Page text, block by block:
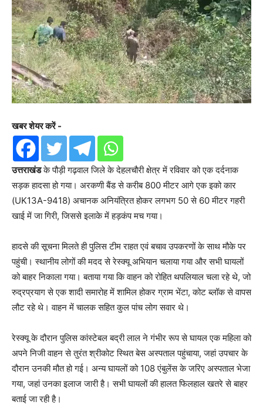
खबर शेयर करें -
उत्तराखंडके पौड़ी गढ़वाल जिले के देहलचौरी क्षेत्र में रविवार को एक दर्दनाक
सड़क हादसा हो गया। अरकणी बैंड से करीब 800 मीटर आगे एक इको कार
(UK13A-9418) अचानक अनियंत्रित होकर लगभग 50 से 60 मीटर गहरी
खाई में जा गिरी, जिससे इलाके में हड़कंप मच गया।
हादसे की सूचना मिलते ही पुलिस टीम राहत एवं बचाव उपकरणों के साथ मौके पर
पहुंची। स्थानीय लोगों की मदद से रेस्क्यू अभियान चलाया गया और सभी घायलों
को बाहर निकाला गया। बताया गया कि वाहन को रोहित थपलियाल चला रहे थे, जो
रुद्रप्रयाग से एक शादी समारोह में शामिल होकर ग्राम भेंटा, कोट ब्लॉक से वापस
लौट रहे थे। वाहन में चालक सहित कुल पांच लोग सवार थे।
रेस्क्यू के दौरान पुलिस कांस्टेबल बद्री लाल ने गंभीर रूप से घायल एक महिला को
अपने निजी वाहन से तुरंत श्रीकोट स्थित बेस अस्पताल पहुंचाया, जहां उपचार के
दौरान उनकी मौत हो गई। अन्य घायलों को 108 एंबुलेंस के जरिए अस्पताल भेजा
गया, जहां उनका इलाज जारी है। सभी घायलों की हालत फिलहाल खतरे से बाहर
बताई जा रही है।